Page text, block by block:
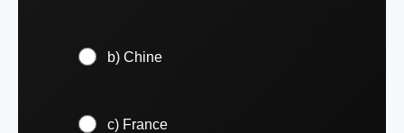
b) Chine
c) France